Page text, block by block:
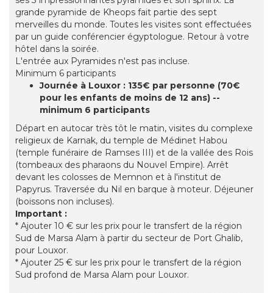
grande pyramide de Kheops fait partie des sept
merveilles du monde. Toutes les visites sont effectuées
par un guide conférencier égyptologue. Retour à votre
hôtel dans la soirée.
L'entrée aux Pyramides n'est pas incluse.
Minimum 6 participants
Journée à Louxor : 135€ par personne (70€
pour les enfants de moins de 12 ans) --
minimum 6 participants
Départ en autocar très tôt le matin, visites du complexe
religieux de Karnak, du temple de Médinet Habou
(temple funéraire de Ramses III) et de la vallée des Rois
(tombeaux des pharaons du Nouvel Empire). Arrêt
devant les colosses de Memnon et à l'institut de
Papyrus. Traversée du Nil en barque à moteur. Déjeuner
(boissons non incluses).
Important :
* Ajouter 10 € sur les prix pour le transfert de la région
Sud de Marsa Alam à partir du secteur de Port Ghalib,
pour Louxor.
* Ajouter 25 € sur les prix pour le transfert de la région
Sud profond de Marsa Alam pour Louxor.